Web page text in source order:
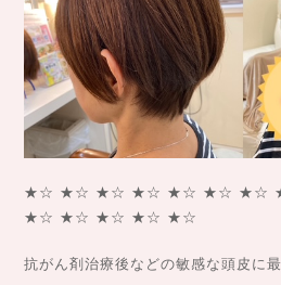
★☆ ★☆ ★☆ ★☆ ★☆ ★☆ ★☆
★☆ ★☆ ★☆ ★☆ ★☆
抗がん剤治療後などの敏感な頭皮に